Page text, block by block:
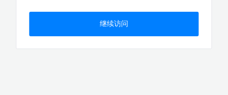
继续访问